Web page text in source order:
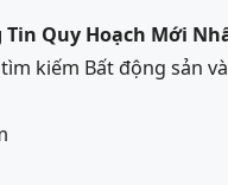
Quy Hoạch Mới
kiếm Bất động sản